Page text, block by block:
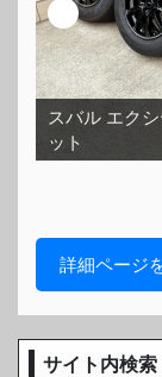
スバル エク
ット
詳細ページ
サイト内検索